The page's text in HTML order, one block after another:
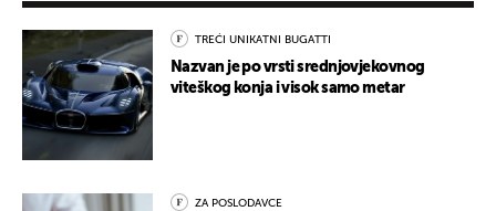
TREĆI UNIKATNI BUGATTI
Nazvan je po vrsti srednjovjekovnog
viteškog konja i visok samo metar
ZA POSLODAVCE